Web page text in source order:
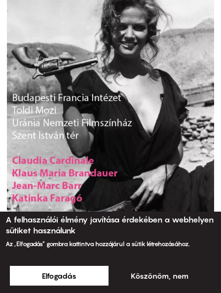
A felhasználói élmény javítása érdekében a webhelyen
sütiket használunk
Az „Elfogadás” gombra kattintva hozzájárul a sütik létrehozásához.
Elfogadás Köszönöm, nem